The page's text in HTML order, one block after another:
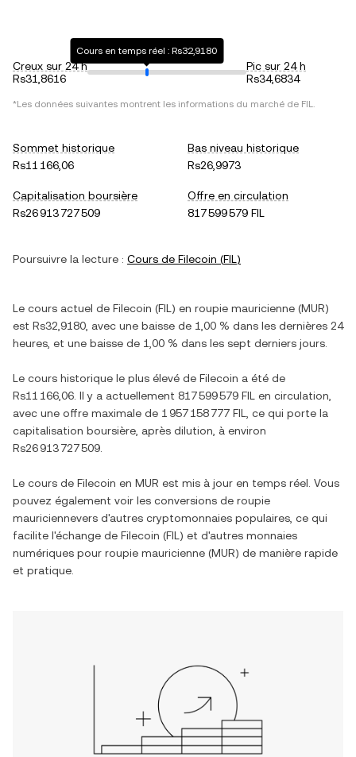
Creux sur 24 h
Rs31,8616
Cours en temps réel : Rs32,9180
Pic sur 24 h
Rs34,6834
*Les données suivantes montrent les informations du marché de FIL.
Sommet historique
Rs11 166,06
Bas niveau historique
Rs26,9973
Capitalisation boursière
Rs26 913 727 509
Offre en circulation
817 599 579 FIL
Poursuivre la lecture : Cours de Filecoin (FIL)
Le cours actuel de Filecoin (FIL ) en roupie mauricienne (MUR)
est Rs32,9180 , avec une baisse de 1,00 % dans les dernières 24
heures, et une baisse de 1,00 % dans les sept derniers jours.
Le cours historique le plus élevé de Filecoin a été de
Rs11 166,06 . Il y a actuellement 817 599 579 FIL en circulation,
avec une offre maximale de 1 957 158 777 FIL
, ce qui porte la
capitalisation boursière, après dilution, à environ
Rs26 913 727 509
Le cours de Filecoin en MUR est mis à jour en temps réel. Vous
pouvez également voir les conversions de roupie
mauriciennevers d'autres cryptomonnaies populaires, ce qui
facilite l'échange de Filecoin (FIL ) et d'autres monnaies
numériques pour roupie mauricienne (MUR) de manière rapide
et pratique.